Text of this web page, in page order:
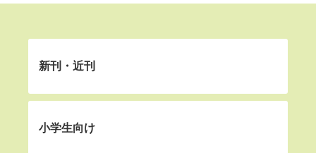
新刊・近刊
小学生向け